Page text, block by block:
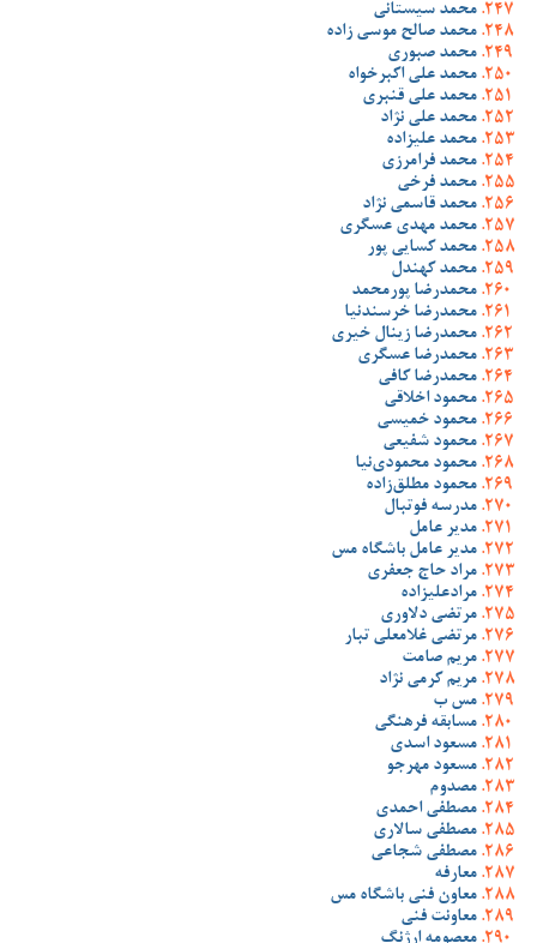
محمد سیستانی
محمد صالح موسی زاده
محمد صبوری
محمد علی اکبرخواه
محمد علی قنبری
محمد علی نژاد
محمد علیزاده
محمد فرامرزی
محمد فرخی
محمد قاسمی نژاد
محمد مهدی عسگری
محمد کسایی پور
محمد کهندل
محمدرضا پورمحمد
محمدرضا خرسندنیا
محمدرضا زینال خیری
محمدرضا عسگری
محمدرضا کافی
محمود اخلاقی
محمود خمیسی
محمود شفیعی
محمود محمودی‌نیا
محمود مطلق‌زاده
مدرسه فوتبال
مدیر عامل
مدیر عامل باشگاه مس
مراد حاج جعفری
مرادعلیزاده
مرتضی دلاوری
مرتضی غلامعلی تبار
مریم صامت
مریم کرمی نژاد
مس ب
مسابقه فرهنگی
مسعود اسدی
مسعود مهرجو
مصدوم
مصطفی احمدی
مصطفی سالاری
مصطفی شجاعی
معارفه
معاون فنی باشگاه مس
معاونت فنی